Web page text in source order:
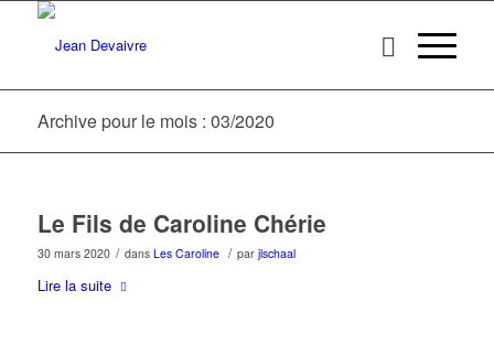
Archive pour le mois : 03/2020
Le Fils de Caroline Chérie
30 mars 2020 / dans Les Caroline / par jlschaal
Lire la suite